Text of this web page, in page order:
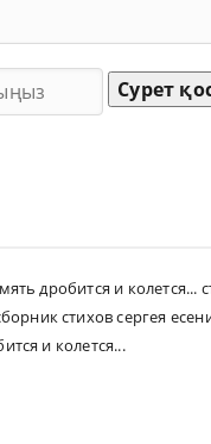
Сурет
дробится и колется...
стихов сергея
и колется...